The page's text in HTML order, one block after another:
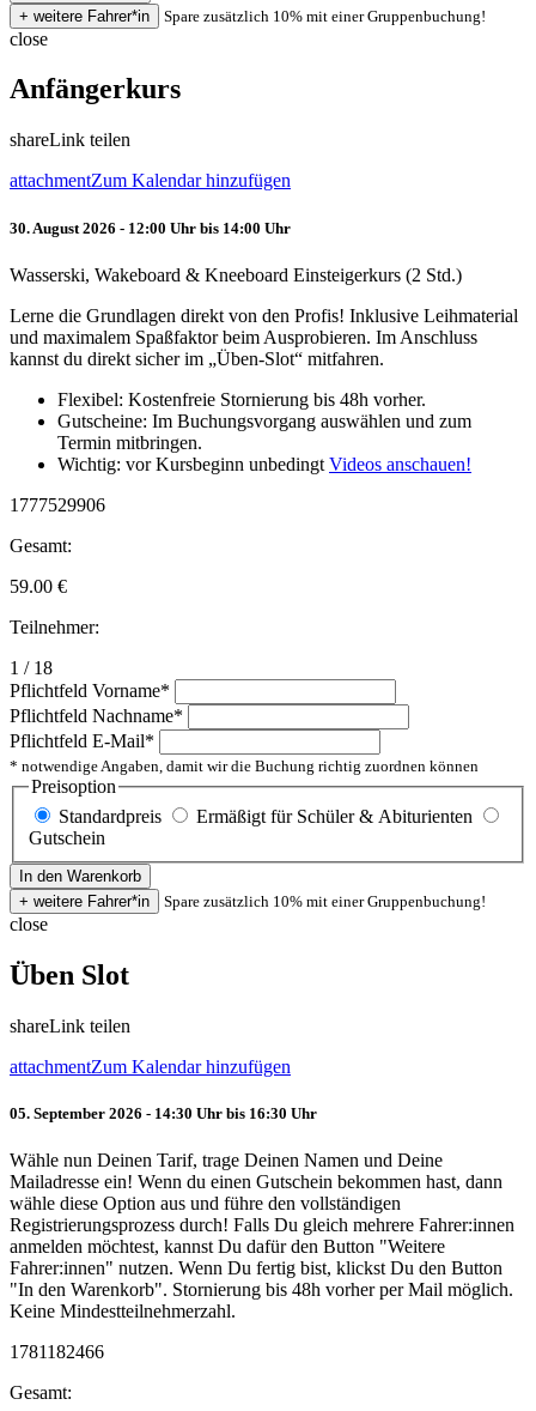
Spare zusätzlich 10% mit einer Gruppenbuchung!
close
Anfängerkurs
shareLink teilen
attachmentZum Kalendar hinzufügen
30. August 2026 - 12:00 Uhr bis 14:00 Uhr
Wasserski, Wakeboard & Kneeboard Einsteigerkurs (2 Std.)
Lerne die Grundlagen direkt von den Profis! Inklusive Leihmaterial
und maximalem Spaßfaktor beim Ausprobieren. Im Anschluss
kannst du direkt sicher im „Üben-Slot“ mitfahren.
Flexibel: Kostenfreie Stornierung bis 48h vorher.
Gutscheine: Im Buchungsvorgang auswählen und zum
Termin mitbringen.
Wichtig: vor Kursbeginn unbedingt Videos anschauen!
1777529906
Gesamt:
59.00 €
Teilnehmer:
1 / 18
Pflichtfeld Vorname*
Pflichtfeld Nachname*
Pflichtfeld E-Mail*
* notwendige Angaben, damit wir die Buchung richtig zuordnen können
Preisoption
Standardpreis
Ermäßigt für Schüler & Abiturienten
Gutschein
Spare zusätzlich 10% mit einer Gruppenbuchung!
close
Üben Slot
shareLink teilen
attachmentZum Kalendar hinzufügen
05. September 2026 - 14:30 Uhr bis 16:30 Uhr
Wähle nun Deinen Tarif, trage Deinen Namen und Deine
Mailadresse ein! Wenn du einen Gutschein bekommen hast, dann
wähle diese Option aus und führe den vollständigen
Registrierungsprozess durch! Falls Du gleich mehrere Fahrer:innen
anmelden möchtest, kannst Du dafür den Button "Weitere
Fahrer:innen" nutzen. Wenn Du fertig bist, klickst Du den Button
"In den Warenkorb". Stornierung bis 48h vorher per Mail möglich.
Keine Mindestteilnehmerzahl.
1781182466
Gesamt: